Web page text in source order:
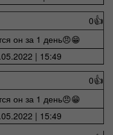
0👍
он за 1 день😠😁
| 15:49
0👍
он за 1 день😠😁
| 15:49